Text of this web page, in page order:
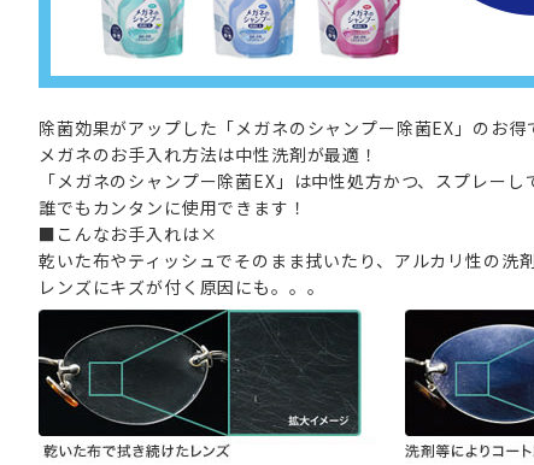
除菌効果がアップした「メガネのシャンプー除菌EX」のお得
メガネのお手入れ方法は中性洗剤が最適！
「メガネのシャンプー除菌EX」は中性処方かつ、スプレー
誰でもカンタンに使用できます！
■こんなお手入れは×
乾いた布やティッシュでそのまま拭いたり、アルカリ性の洗
レンズにキズが付く原因にも。。。